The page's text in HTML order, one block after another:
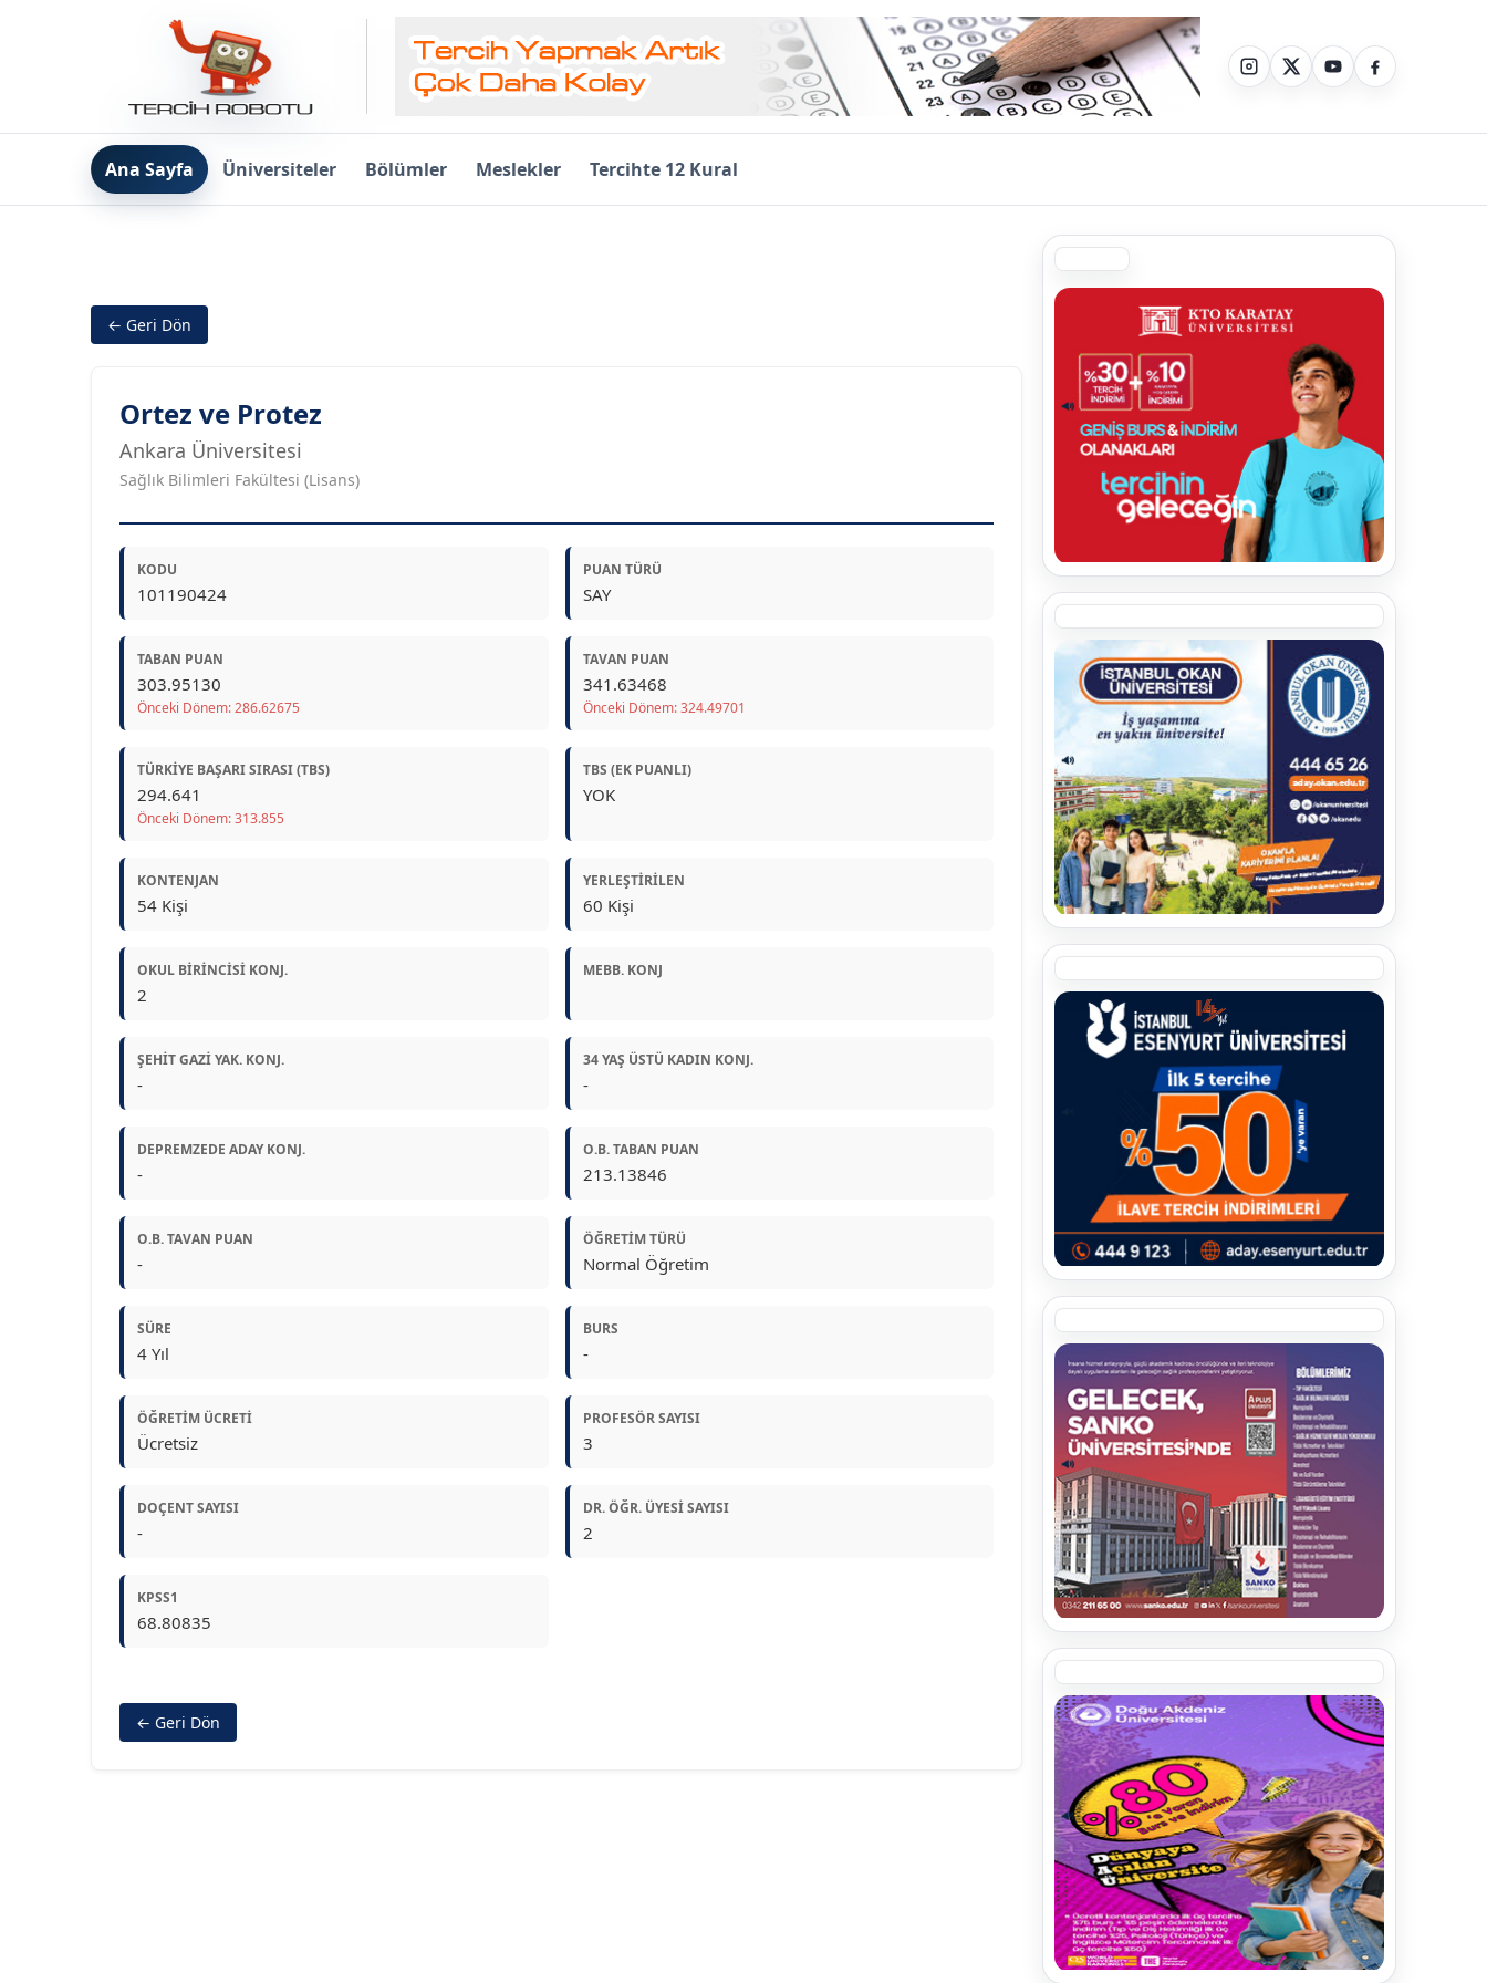
Ana Sayfa Üniversiteler Bölümler Meslekler Tercihte 12 Kural
← Geri Dön
Ortez ve Protez
Ankara Üniversitesi
Sağlık Bilimleri Fakültesi (Lisans)
KODU
101190424
PUAN TÜRÜ
SAY
TABAN PUAN
303.95130
Önceki Dönem: 286.62675
TAVAN PUAN
341.63468
Önceki Dönem: 324.49701
TÜRKIYE BAŞARI SIRASI (TBS)
294.641
Önceki Dönem: 313.855
TBS (EK PUANLI)
YOK
KONTENJAN
54 Kişi
YERLEŞTIRILEN
60 Kişi
OKUL BIRINCISI KONJ.
2
MEBB. KONJ
ŞEHIT GAZI YAK. KONJ.
-
34 YAŞ ÜSTÜ KADIN KONJ.
-
DEPREMZEDE ADAY KONJ.
-
O.B. TABAN PUAN
213.13846
O.B. TAVAN PUAN
-
ÖĞRETIM TÜRÜ
Normal Öğretim
SÜRE
4 Yıl
BURS
-
ÖĞRETIM ÜCRETI
Ücretsiz
PROFESÖR SAYISI
3
DOÇENT SAYISI
-
DR. ÖĞR. ÜYESI SAYISI
2
KPSS1
68.80835
← Geri Dön